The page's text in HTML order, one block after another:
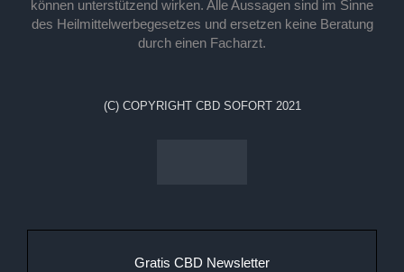
können unterstützend wirken. Alle Aussagen sind im Sinne
des Heilmittelwerbegesetzes und ersetzen keine Beratung
durch einen Facharzt.
(C) COPYRIGHT CBD SOFORT 2021
Gratis CBD Newsletter